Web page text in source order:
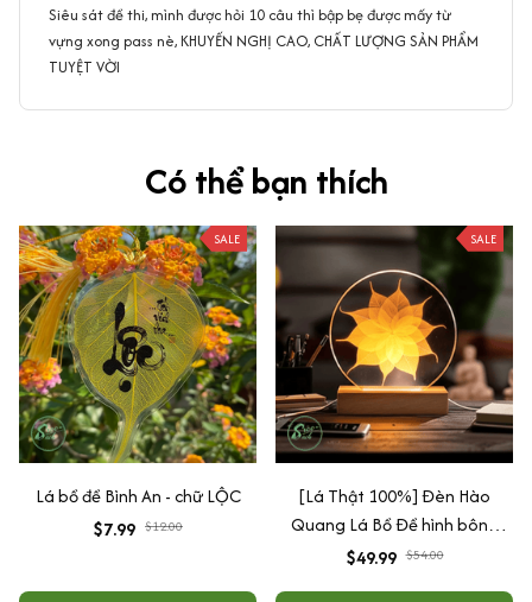
Siêu sát đề thi, mình được hỏi 10 câu thì bập bẹ được mấy từ
vựng xong pass nè, KHUYẾN NGHỊ CAO, CHẤT LƯỢNG SẢN PHẨM
TUYỆT VỜI
Có thể bạn thích
SALE
Lá bồ đề Bình An - chữ LỘC
$7.99 $12.00
SALE
[Lá Thật 100%] Đèn Hào
Quang Lá Bồ Đề hình bông
hoa Mandala
$49.99 $54.00